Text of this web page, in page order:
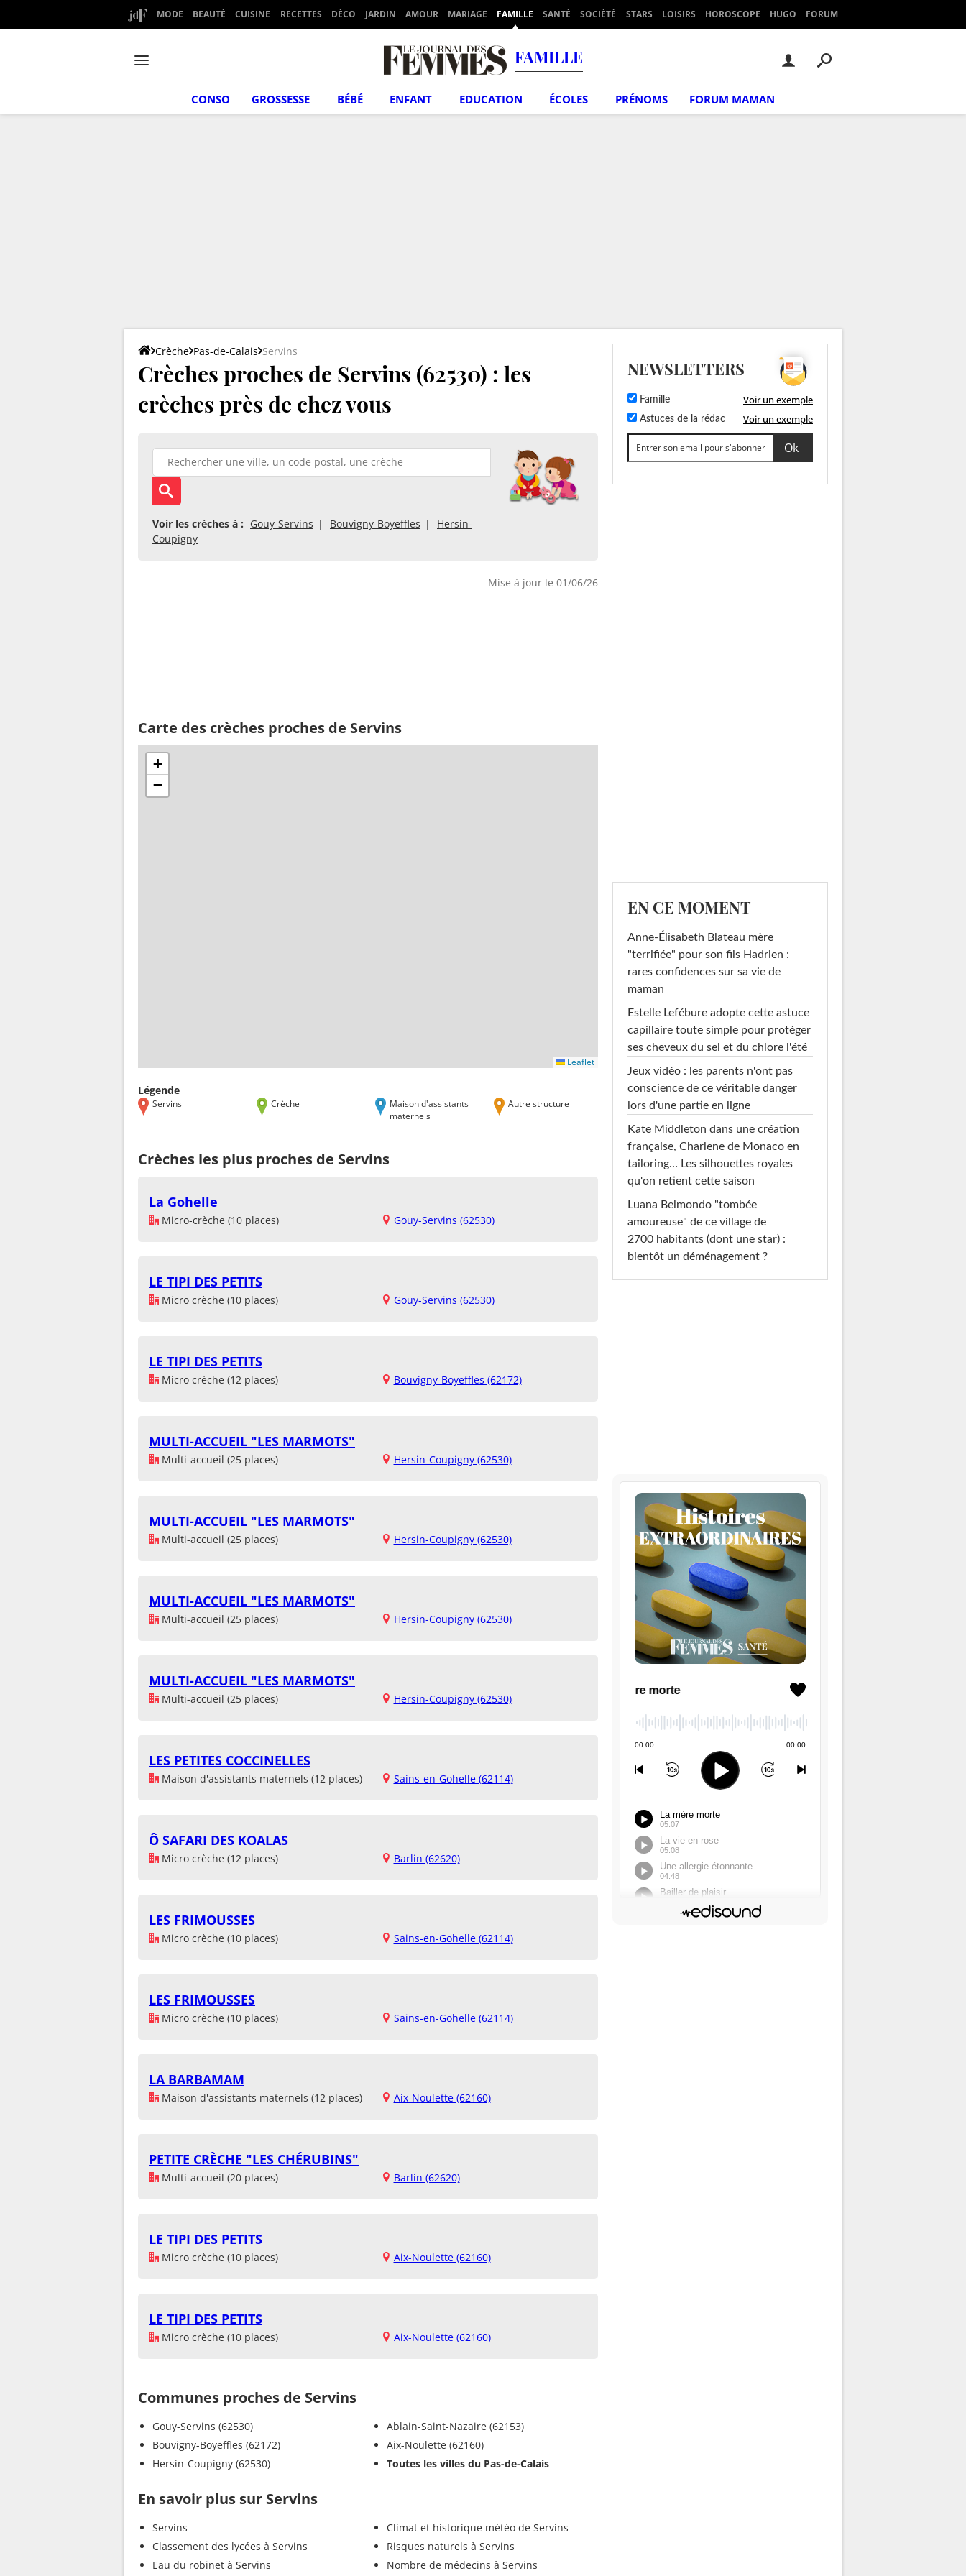
MODE BEAUTÉ CUISINE RECETTES DÉCO JARDIN AMOUR MARIAGE FAMILLE SANTÉ SOCIÉTÉ STARS LOISIRS HOROSCOPE HUGO FORUM
FAMILLE
CONSO GROSSESSE BÉBÉ ENFANT EDUCATION ÉCOLES PRÉNOMS FORUM MAMAN
Crèche Pas-de-Calais Servins
Crèches proches de Servins (62530) : les
crèches près de chez vous
Voir les crèches à : Gouy-Servins Bouvigny-Boyeffles
Hersin-
Coupigny
Mise à jour le 01/06/26
Carte des crèches proches de Servins
+
−
Leaflet
Légende
Servins Crèche
Maison d'assistants
maternels
Autre structure
Crèches les plus proches de Servins
La Gohelle
Micro-crèche (10 places) Gouy-Servins (62530)
LE TIPI DES PETITS
Micro crèche (10 places) Gouy-Servins (62530)
LE TIPI DES PETITS
Micro crèche (12 places) Bouvigny-Boyeffles (62172)
MULTI-ACCUEIL "LES MARMOTS"
Multi-accueil (25 places) Hersin-Coupigny (62530)
MULTI-ACCUEIL "LES MARMOTS"
Multi-accueil (25 places) Hersin-Coupigny (62530)
MULTI-ACCUEIL "LES MARMOTS"
Multi-accueil (25 places) Hersin-Coupigny (62530)
MULTI-ACCUEIL "LES MARMOTS"
Multi-accueil (25 places) Hersin-Coupigny (62530)
LES PETITES COCCINELLES
Maison d'assistants maternels (12 places) Sains-en-Gohelle (62114)
Ô SAFARI DES KOALAS
Micro crèche (12 places) Barlin (62620)
LES FRIMOUSSES
Micro crèche (10 places) Sains-en-Gohelle (62114)
LES FRIMOUSSES
Micro crèche (10 places) Sains-en-Gohelle (62114)
LA BARBAMAM
Maison d'assistants maternels (12 places) Aix-Noulette (62160)
PETITE CRÈCHE "LES CHÉRUBINS"
Multi-accueil (20 places) Barlin (62620)
LE TIPI DES PETITS
Micro crèche (10 places) Aix-Noulette (62160)
LE TIPI DES PETITS
Micro crèche (10 places) Aix-Noulette (62160)
Communes proches de Servins
Gouy-Servins (62530)
Bouvigny-Boyeffles (62172)
Hersin-Coupigny (62530)
Ablain-Saint-Nazaire (62153)
Aix-Noulette (62160)
Toutes les villes du Pas-de-Calais
En savoir plus sur Servins
Servins
Classement des lycées à Servins
Eau du robinet à Servins
Climat et historique météo de Servins
Risques naturels à Servins
Nombre de médecins à Servins
NEWSLETTERS
Famille Voir un exemple
Astuces de la rédac Voir un exemple
EN CE MOMENT
Anne-Élisabeth Blateau mère
"terrifiée" pour son fils Hadrien :
rares confidences sur sa vie de
maman
Estelle Lefébure adopte cette astuce
capillaire toute simple pour protéger
ses cheveux du sel et du chlore l'été
Jeux vidéo : les parents n'ont pas
conscience de ce véritable danger
lors d'une partie en ligne
Kate Middleton dans une création
française, Charlene de Monaco en
tailoring… Les silhouettes royales
qu'on retient cette saison
Luana Belmondo "tombée
amoureuse" de ce village de
2700 habitants (dont une star) :
bientôt un déménagement ?